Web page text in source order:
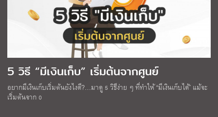
5 วิธี “มีเงินเก็บ” เริ่มต้นจากศูนย์
อยากมีเงินเก็บเริ่มต้นยังไงดี?…มาดู 5 วิธีง่าย ๆ ที่ทำให้ “มีเงินเก็บได้” แม้จะ
เริ่มต้นจาก 0